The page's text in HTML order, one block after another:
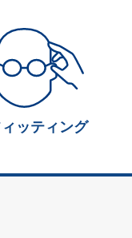
ィッティング